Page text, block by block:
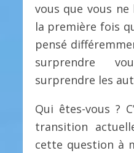
vous que vous ne
la première fois
pensé
surprendre
surprendre les
Qui êtes-vous ?
transition
cette question à